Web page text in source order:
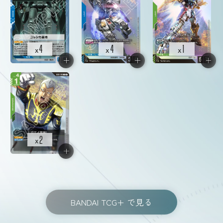
x4 x4 x1
x2
BANDAI TCG+ で見る